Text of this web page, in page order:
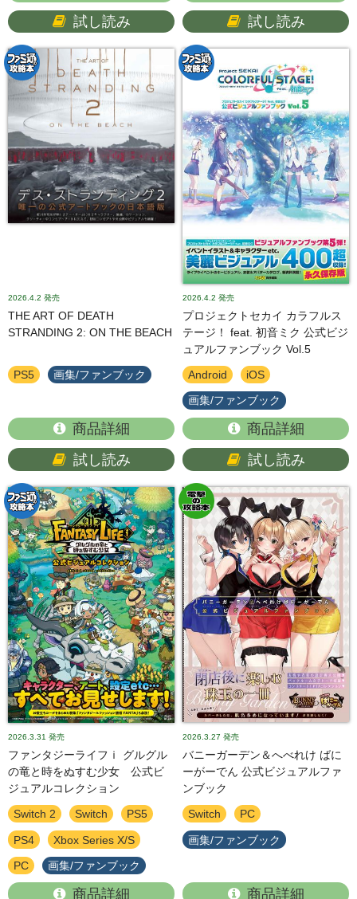
試し読み
試し読み
2026.4.2 発売
THE ART OF DEATH
STRANDING 2: ON THE BEACH
PS5 画集/ファンブック
商品詳細
試し読み
2026.4.2 発売
プロジェクトセカイ カラフルス
テージ！ feat. 初音ミク 公式ビジ
ュアルファンブック Vol.5
Android iOS
画集/ファンブック
商品詳細
試し読み
2026.3.31 発売
ファンタジーライフｉ グルグル
の竜と時をぬすむ少女 公式ビ
ジュアルコレクション
Switch 2 Switch PS5
PS4 Xbox Series X/S
PC 画集/ファンブック
商品詳細
2026.3.27 発売
バニーガーデン＆へべれけ ばに
ーがーでん 公式ビジュアルファ
ンブック
Switch PC
画集/ファンブック
商品詳細